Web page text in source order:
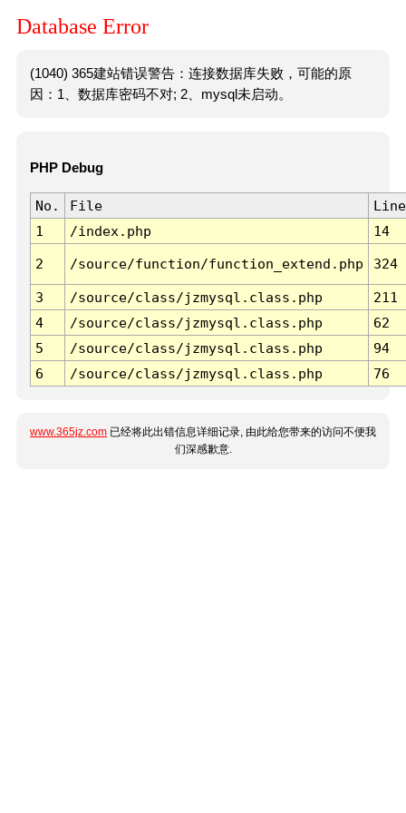
Database Error
(1040) 365建站错误警告：连接数据库失败，可能的原
因：1、数据库密码不对; 2、mysql未启动。
PHP Debug
No. File
Line
1
/index.php 14
2 /source/function/function_extend.php 324
3 /source/class/jzmysql.class.php
211
4
/source/class/jzmysql.class.php
62
5
/source/class/jzmysql.class.php
94
6
/source/class/jzmysql.class.php 76
www.365jz.com 已经将此出错信息详细记录, 由此给您带来的访问不便我
们深感歉意.